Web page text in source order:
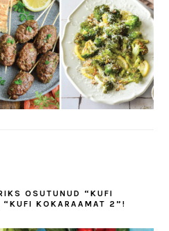
OSUTUNUD “KUFI
“KUFI KOKARAAMAT 2”!